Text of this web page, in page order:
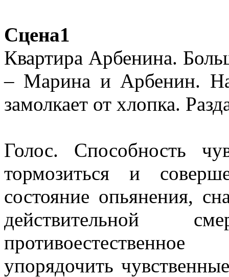
Сцена1
Квартира Арбенина.
– Марина и Арбенин.
замолкает от хлопка.
Голос. Способность
тормозиться и
состояние опьянения,
действительной
упорядочить